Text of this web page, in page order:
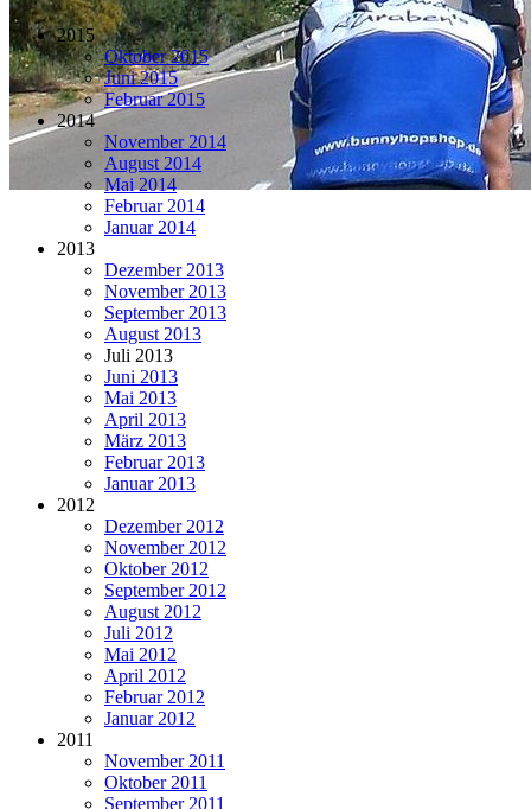
2015
Oktober 2015
Juni 2015
Februar 2015
2014
November 2014
August 2014
Mai 2014
Februar 2014
Januar 2014
2013
Dezember 2013
November 2013
September 2013
August 2013
Juli 2013
Juni 2013
Mai 2013
April 2013
März 2013
Februar 2013
Januar 2013
2012
Dezember 2012
November 2012
Oktober 2012
September 2012
August 2012
Juli 2012
Mai 2012
April 2012
Februar 2012
Januar 2012
2011
November 2011
Oktober 2011
September 2011